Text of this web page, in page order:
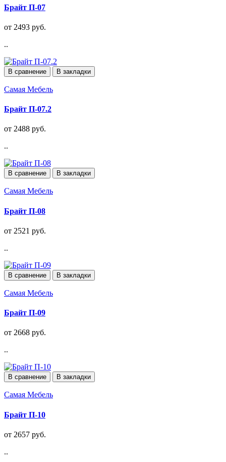
Брайт П-07
от 2493 руб.
..
В сравнение В закладки
Самая Мебель
Брайт П-07.2
от 2488 руб.
..
В сравнение В закладки
Самая Мебель
Брайт П-08
от 2521 руб.
..
В сравнение В закладки
Самая Мебель
Брайт П-09
от 2668 руб.
..
В сравнение В закладки
Самая Мебель
Брайт П-10
от 2657 руб.
..